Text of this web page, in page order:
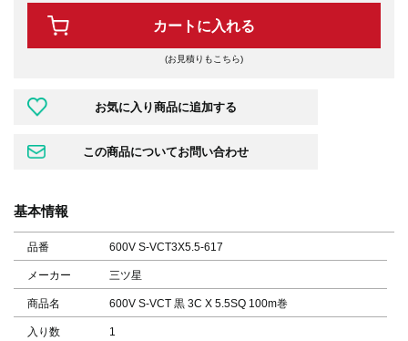
カートに入れる
(お見積りもこちら)
基本情報
品番 600V S-VCT3X5.5-617
メーカー 三ツ星
商品名 600V S-VCT 黒 3C X 5.5SQ 100m巻
入り数 1